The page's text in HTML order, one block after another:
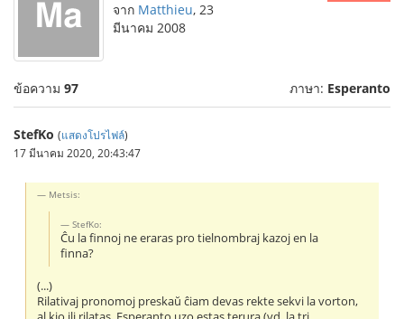
จาก Matthieu, 23
มีนาคม 2008
ข้อความ 97 ภาษา: Esperanto
StefKo (แสดงโปรไฟล์)
17 มีนาคม 2020, 20:43:47
Metsis:
StefKo:
Ĉu la finnoj ne eraras pro tielnombraj kazoj en la
finna?
(...)
Rilativaj pronomoj preskaŭ ĉiam devas rekte sekvi la vorton,